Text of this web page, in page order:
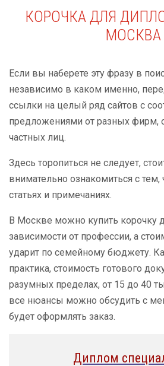
КОРОЧКА ДЛЯ
МОСКВА
Если вы наберете эту фразу в
независимо в каком именно,
ссылки на целый ряд сайтов с
предложениями от разных фирм,
частных лиц.
Здесь торопиться не следует,
внимательно ознакомиться с тем,
статьях и примечаниях.
В Москве можно купить корочку
зависимости от профессии, а
ударит по семейному бюджету.
практика, стоимость готового
разумных пределах, от 15 до 40
все нюансы можно обсудить с
будет оформлять заказ.
Диплом